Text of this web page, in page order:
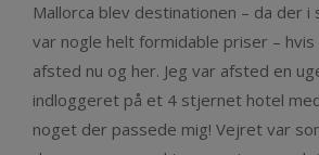
Mallorca blev destinationen – da der
var nogle helt formidable priser – hvis
afsted nu og her. Jeg var afsted en
indloggeret på et 4 stjernet hotel
noget der passede mig! Vejret var